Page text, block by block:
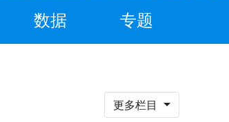
数据 专题
更多栏目